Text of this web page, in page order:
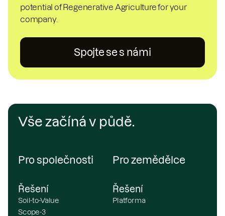
potential of Regenerative Agriculture for your
company.
Spojte se s námi
Vše začíná v půdě.
Pro společnosti
Řešení
Soil-to-Value
Scope-3
Pro zemědělce
Řešení
Platforma